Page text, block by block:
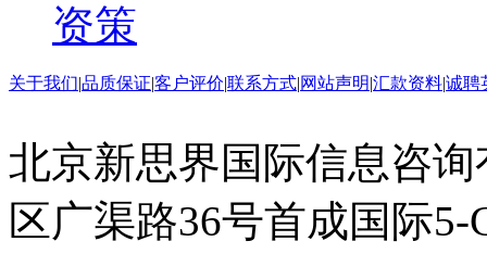
资策
关于我们|品质保证|客户评价|联系方式|网站声明|汇款资料|诚聘
北京新思界国际信息咨
区广渠路36号首成国际